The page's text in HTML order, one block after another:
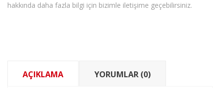
hakkında daha fazla bilgi için bizimle iletişime geçebilirsiniz.
AÇIKLAMA YORUMLAR (0)